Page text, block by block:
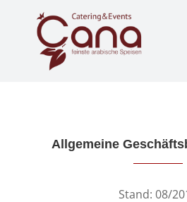
Allgemeine
Stand: 08/